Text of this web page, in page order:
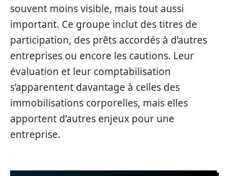
souvent moins visible, mais tout aussi
important. Ce groupe inclut des titres de
participation, des prêts accordés à d’autres
entreprises ou encore les cautions. Leur
évaluation et leur comptabilisation
s’apparentent davantage à celles des
immobilisations corporelles, mais elles
apportent d’autres enjeux pour une
entreprise.